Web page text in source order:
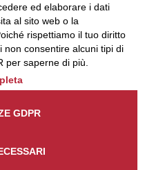
.
ed elaborare i dati
al sito web o la
rispettiamo il tuo diritto
non consentire alcuni tipi di
per saperne di più.
GDPR